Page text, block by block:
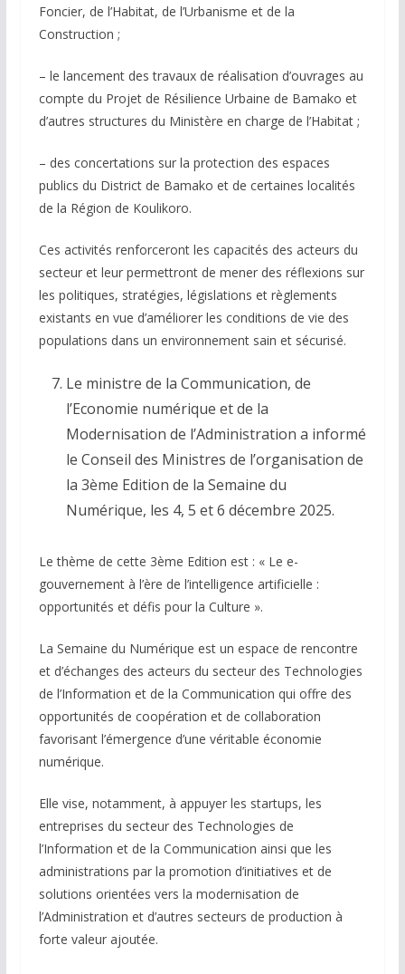
Foncier, de l’Habitat, de l’Urbanisme et de la
Construction ;
– le lancement des travaux de réalisation d’ouvrages au
compte du Projet de Résilience Urbaine de Bamako et
d’autres structures du Ministère en charge de l’Habitat ;
– des concertations sur la protection des espaces
publics du District de Bamako et de certaines localités
de la Région de Koulikoro.
Ces activités renforceront les capacités des acteurs du
secteur et leur permettront de mener des réflexions sur
les politiques, stratégies, législations et règlements
existants en vue d’améliorer les conditions de vie des
populations dans un environnement sain et sécurisé.
Le ministre de la Communication, de
l’Economie numérique et de la
Modernisation de l’Administration a informé
le Conseil des Ministres de l’organisation de
la 3ème Edition de la Semaine du
Numérique, les 4, 5 et 6 décembre 2025.
Le thème de cette 3ème Edition est : « Le e-
gouvernement à l’ère de l’intelligence artificielle :
opportunités et défis pour la Culture ».
La Semaine du Numérique est un espace de rencontre
et d’échanges des acteurs du secteur des Technologies
de l’Information et de la Communication qui offre des
opportunités de coopération et de collaboration
favorisant l’émergence d’une véritable économie
numérique.
Elle vise, notamment, à appuyer les startups, les
entreprises du secteur des Technologies de
l’Information et de la Communication ainsi que les
administrations par la promotion d’initiatives et de
solutions orientées vers la modernisation de
l’Administration et d’autres secteurs de production à
forte valeur ajoutée.